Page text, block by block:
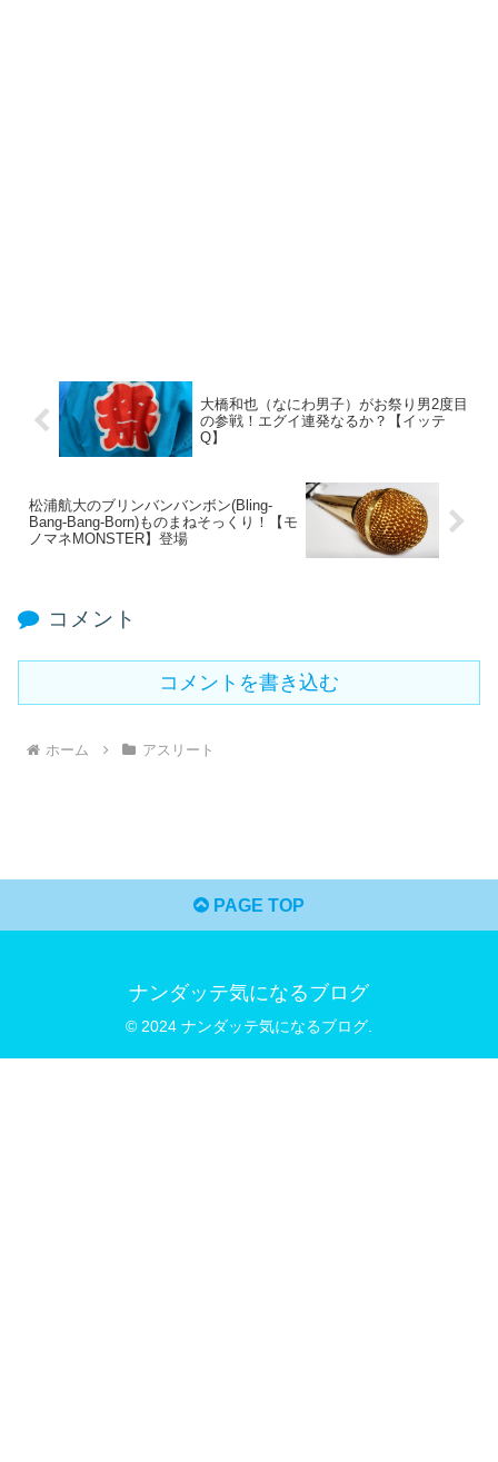
大橋和也（なにわ男子）がお祭り男2度目
の参戦！エグイ連発なるか？【イッテ
Q】
松浦航大のブリンバンバンボン(Bling-
Bang-Bang-Born)ものまねそっくり！【モ
ノマネMONSTER】登場
コメント
コメントを書き込む
ホーム アスリート
PAGE TOP
ナンダッテ気になるブログ
© 2024 ナンダッテ気になるブログ.